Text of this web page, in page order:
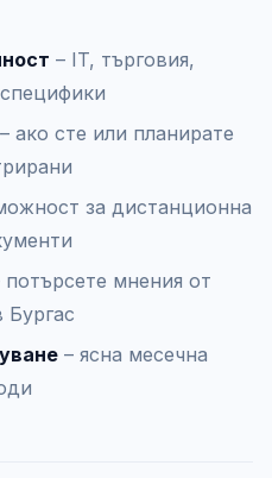
– IT, търговия,
– ако сте или планирате
за дистанционна
потърсете мнения от
– ясна месечна